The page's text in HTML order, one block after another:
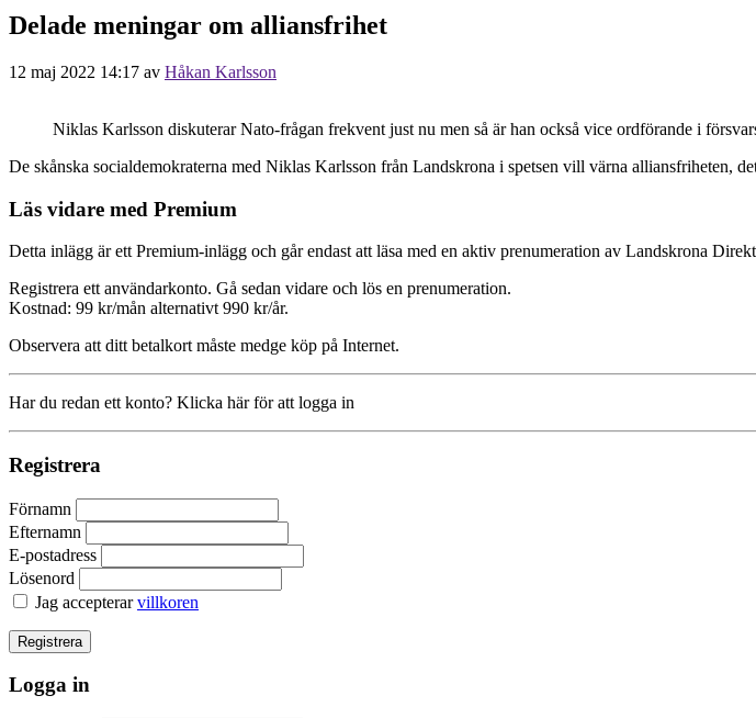
Delade meningar om alliansfrihet
12 maj 2022 14:17 av Håkan Karlsson
Niklas Karlsson diskuterar Nato-frågan frekvent just nu men så är han också vice ordförande i
De skånska socialdemokraterna med Niklas Karlsson från Landskrona i spetsen vill värna alliansfriheten,
Läs vidare med Premium
Detta inlägg är ett Premium-inlägg och går endast att läsa med en aktiv prenumeration av Landskrona
Registrera ett användarkonto. Gå sedan vidare och lös en prenumeration.
Kostnad: 99 kr/mån alternativt 990 kr/år.
Observera att ditt betalkort måste medge köp på Internet.
Har du redan ett konto? Klicka här för att logga in
Registrera
Förnamn
Efternamn
E-postadress
Lösenord
Jag accepterarvillkoren
Logga in